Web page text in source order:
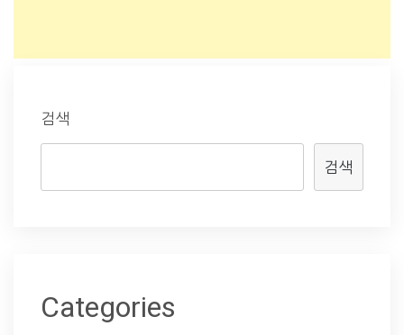
검색
검색
Categories